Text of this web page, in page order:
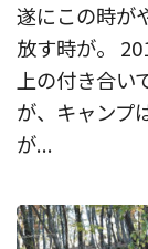
遂にこの時が
放す時が。
上の付き合い
が、キャンプ
が...